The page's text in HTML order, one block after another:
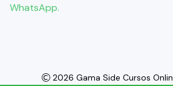
WhatsApp.
2026 Gama Side Cursos